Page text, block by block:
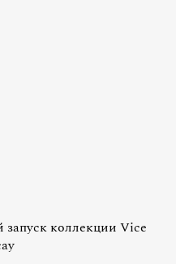
запуск коллекции Vice